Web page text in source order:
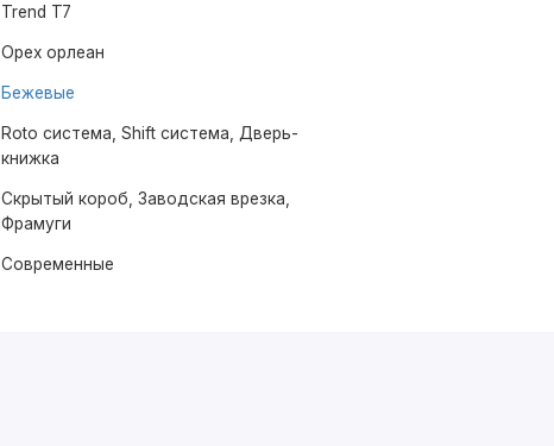
Trend T7
Орех орлеан
Бежевые
Roto система, Shift система, Дверь-
книжка
Скрытый короб, Заводская врезка,
Фрамуги
Современные